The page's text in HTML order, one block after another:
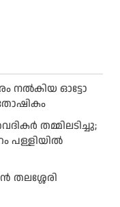
ന​ൽ​കി​യ ഓ​ട്ടോ
തമ്മിലടിച്ചു;
പള്ളിയിൽ